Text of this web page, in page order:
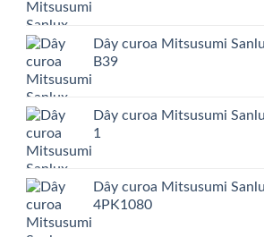
Dây curoa Mitsusumi
B39
Dây curoa Mitsusumi
1
Dây curoa Mitsusumi
4PK1080